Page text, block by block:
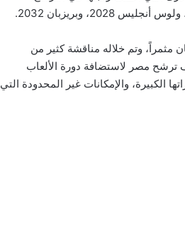
مثمراً، وتم خلاله مناقشة كثير من
ترشح مصر لاستضافة دورة الألعاب
الكبيرة، والإمكانات غير المحدودة التي